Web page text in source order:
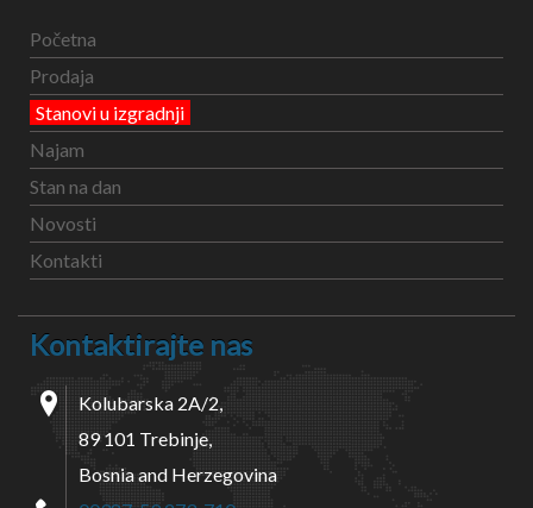
Početna
Prodaja
Stanovi u izgradnji
Najam
Stan na dan
Novosti
Kontakti
Kontaktirajte nas
Kolubarska 2A/2,
89 101 Trebinje,
Bosnia and Herzegovina